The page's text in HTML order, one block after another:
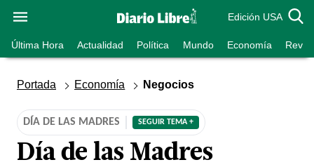
Edición USA
Última Hora Actualidad Política Mundo Economía
Portada Economía Negocios
DÍA DE LAS MADRES SEGUIR TEMA +
Día de las Madres